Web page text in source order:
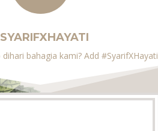
bahagia kami? Add #SyarifXHayati